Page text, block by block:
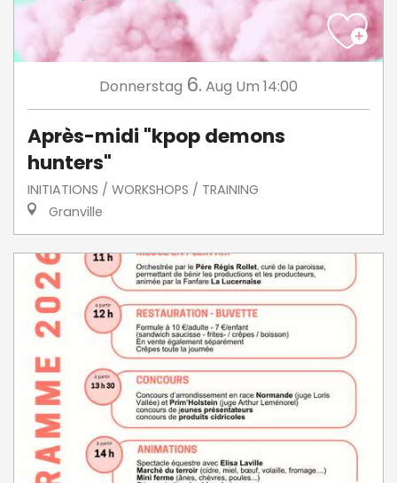
Donnerstag 6. Aug Um 14:00
Après-midi "kpop demons
hunters"
INITIATIONS / WORKSHOPS / TRAINING
Granville